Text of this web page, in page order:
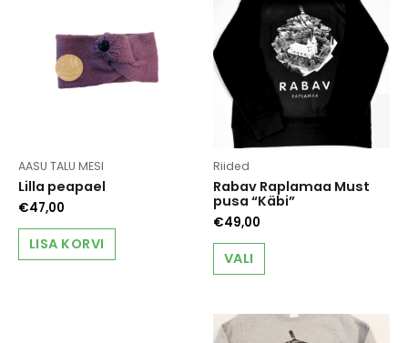
AASU TALU MESI
Lilla peapael
€47,00
LISA KORVI
Riided
Rabav Raplamaa Must
pusa “Käbi”
€49,00
VALI
This
has
variants.